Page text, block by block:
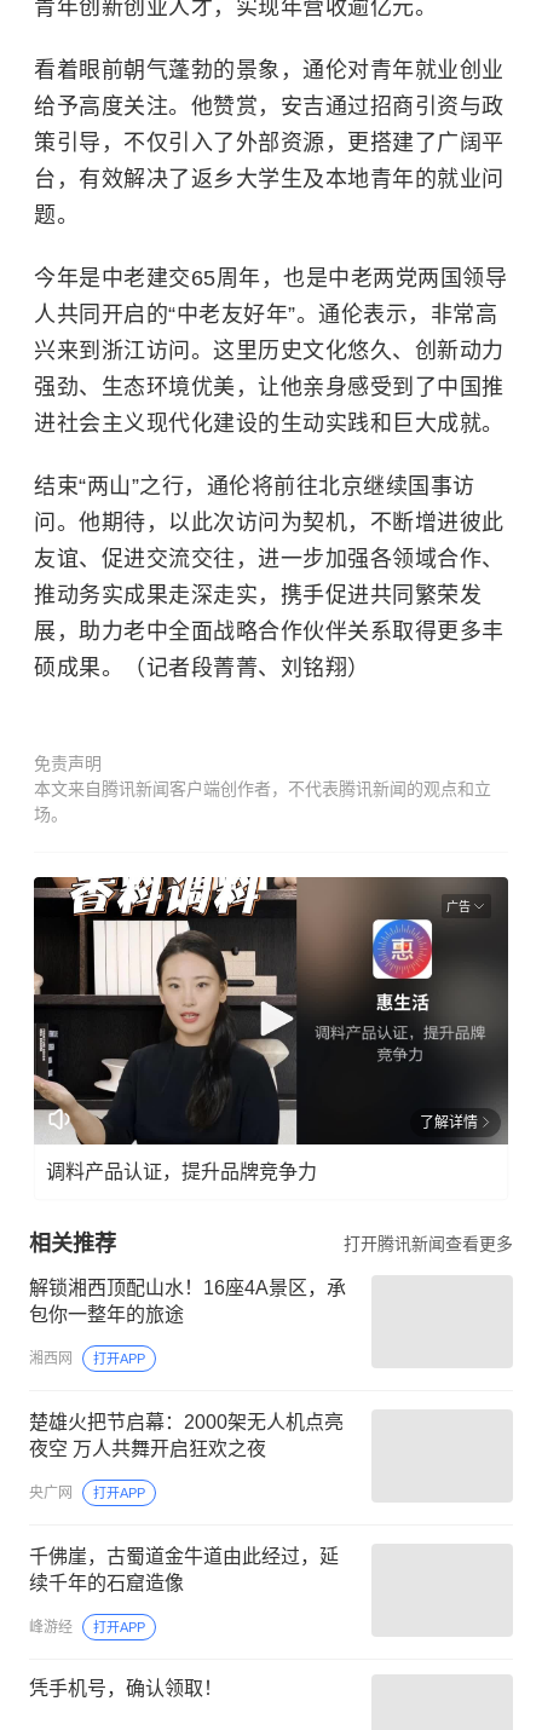
青年创新创业人才，实现年营收逾亿元。
看着眼前朝气蓬勃的景象，通伦对青年就业创业
给予高度关注。他赞赏，安吉通过招商引资与政
策引导，不仅引入了外部资源，更搭建了广阔平
台，有效解决了返乡大学生及本地青年的就业问
题。
今年是中老建交65周年，也是中老两党两国领导
人共同开启的“中老友好年”。通伦表示，非常高
兴来到浙江访问。这里历史文化悠久、创新动力
强劲、生态环境优美，让他亲身感受到了中国推
进社会主义现代化建设的生动实践和巨大成就。
结束“两山”之行，通伦将前往北京继续国事访
问。他期待，以此次访问为契机，不断增进彼此
友谊、促进交流交往，进一步加强各领域合作、
推动务实成果走深走实，携手促进共同繁荣发
展，助力老中全面战略合作伙伴关系取得更多丰
硕成果。（记者段菁菁、刘铭翔）
免责声明
本文来自腾讯新闻客户端创作者，不代表腾讯新闻的观点和立
场。
广告
了解详情
调料产品认证，提升品牌竞争力
相关推荐 打开腾讯新闻查看更多
解锁湘西顶配山水！16座4A景区，承
包你一整年的旅途
湘西网 打开APP
楚雄火把节启幕：2000架无人机点亮
夜空 万人共舞开启狂欢之夜
央广网 打开APP
千佛崖，古蜀道金牛道由此经过，延
续千年的石窟造像
峰游经 打开APP
凭手机号，确认领取！